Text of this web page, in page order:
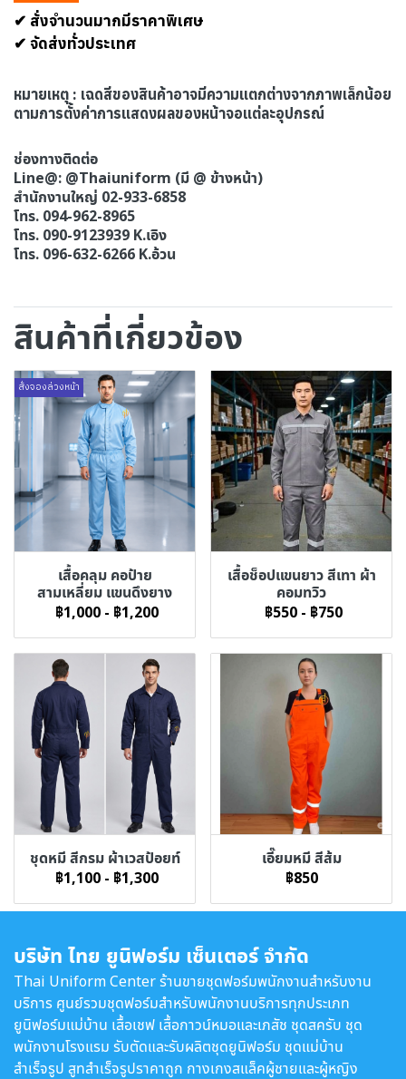
✔ สั่งจำนวนมากมีราคาพิเศษ
✔ จัดส่งทั่วประเทศ
หมายเหตุ : เฉดสีของสินค้าอาจมีความแตกต่างจากภาพเล็กน้อย
ตามการตั้งค่าการแสดงผลของหน้าจอแต่ละอุปกรณ์
ช่องทางติดต่อ
Line@: @Thaiuniform (มี @ ข้างหน้า)
สำนักงานใหญ่ 02-933-6858
โทร. 094-962-8965
โทร. 090-9123939 K.เอิง
โทร. 096-632-6266 K.อ้วน
สินค้าที่เกี่ยวข้อง
สั่งจองล่วงหน้า
เสื้อคลุม คอป้าย
สามเหลี่ยม แขนดึงยาง
฿1,000 - ฿1,200
เสื้อช็อปแขนยาว สีเทา ผ้า
คอมทวิว
฿550 - ฿750
ชุดหมี สีกรม ผ้าเวสป้อยท์
฿1,100 - ฿1,300
เอี๊ยมหมี สีส้ม
฿850
บริษัท ไทย ยูนิฟอร์ม เซ็นเตอร์ จำกัด
Thai Uniform Center ร้านขายชุดฟอร์มพนักงานสำหรับงาน
บริการ ศูนย์รวมชุดฟอร์มสำหรับพนักงานบริการทุกประเภท
ยูนิฟอร์มแม่บ้าน เสื้อเชฟ เสื้อกาวน์หมอและเภสัช ชุดสครับ ชุด
พนักงานโรงแรม รับตัดและรับผลิตชุดยูนิฟอร์ม ชุดแม่บ้าน
สำเร็จรูป สูทสำเร็จรูปราคาถูก กางเกงสแล็คผู้ชายและผู้หญิง